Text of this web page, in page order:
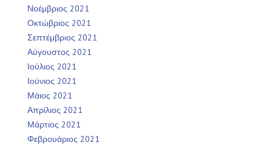
Νοέμβριος 2021
Οκτώβριος 2021
Σεπτέμβριος 2021
Αύγουστος 2021
Ιούλιος 2021
Ιούνιος 2021
Μάιος 2021
Απρίλιος 2021
Μάρτιος 2021
Φεβρουάριος 2021